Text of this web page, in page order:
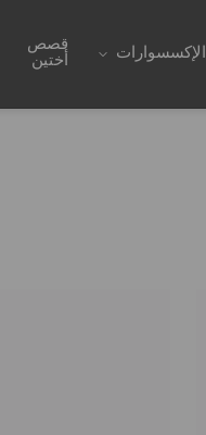
الإكسسوارات
قصص
أختين